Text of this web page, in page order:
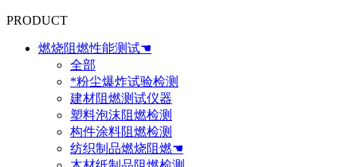
PRODUCT
燃烧阻燃性能测试☚
全部
*粉尘爆炸试验检测
建材阻燃测试仪器
塑料泡沫阻燃检测
构件涂料阻燃检测
纺织制品燃烧阻燃☚